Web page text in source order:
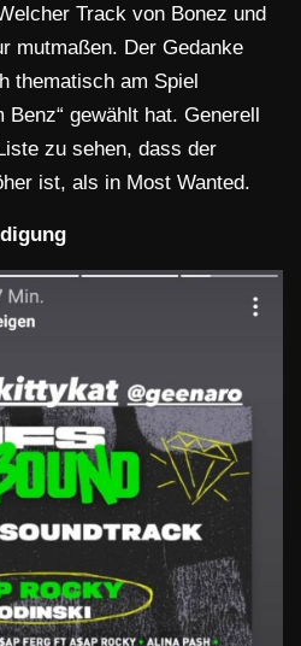
Track von Bonez und
mutmaßen. Der Gedanke
thematisch am Spiel
gewählt hat. Generell
zu sehen, dass der
ist, als in Most Wanted.